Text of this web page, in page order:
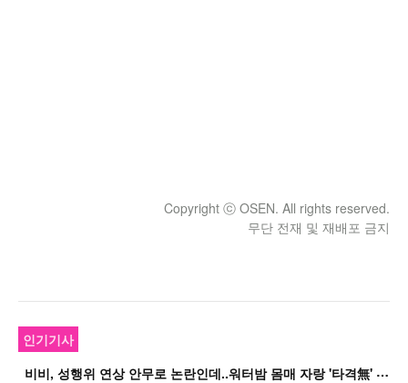
Copyright ⓒ OSEN. All rights reserved.
무단 전재 및 재배포 금지
인기기사
비
비, 성행위 연상 안무로 논란인데..워터밤 몸매 자랑 '타격無' 근황